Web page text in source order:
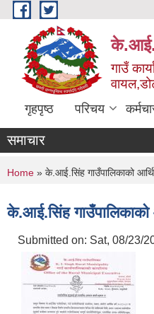
Skip to main content
गाउँ
गृहपृष्ठ परिचय
समाचार
You are here
Home » के.आई.सिंह गाउँपालिकाको
के.आई.सिंह
Submitted on: Sat, 08/23/